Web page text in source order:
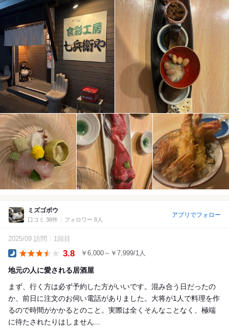
ミズゴボウ
口コミ 38件 フォロワー 8人
アプリでフォロー
2025/09 訪問 1回目
3.8 ￥6,000～￥7,999/1人
地元の人に愛される居酒屋
まず、行く方は必ず予約した方がいいです。混み合う日だったの
か、前日に注文のお伺い電話がありました。大将が1人で料理を作
るので時間がかかるとのこと。実際は全くそんなことなく、極端
に待たされたりはしません...